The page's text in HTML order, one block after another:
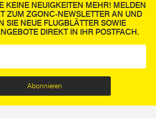
KEINE NEUIGKEITEN MEHR! MELDEN
ZUM ZGONC-NEWSLETTER AN UND
SIE NEUE FLUGBLÄTTER SOWIE
DIREKT IN IHR POSTFACH.
Abonnieren